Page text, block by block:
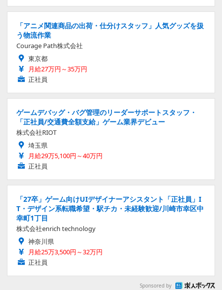
「アニメ関連商品の出荷・仕分けスタッフ」人気グッズを扱
う物流作業
Courage Path株式会社
東京都
月給27万円～35万円
正社員
ゲームデバッグ・バグ管理のリーダーサポートスタッフ・
「正社員/交通費全額支給」ゲーム業界デビュー
株式会社RIOT
埼玉県
月給29万5,100円～40万円
正社員
「27卒」ゲーム向けUIデザイナーアシスタント「正社員」I
T・デザイン系転職希望・駅チカ・未経験歓迎/川崎市幸区中
幸町1丁目
株式会社enrich technology
神奈川県
月給25万3,500円～32万円
正社員
Sponsored by